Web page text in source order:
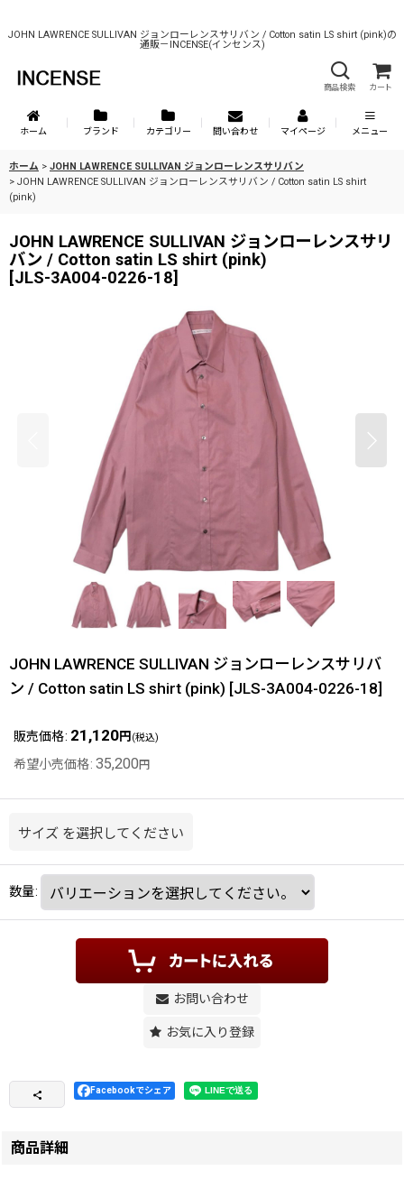
JOHN LAWRENCE SULLIVAN ジョンローレンスサリバン / Cotton satin LS shirt (pink)の
通販－INCENSE(インセンス)
商品検索 カート
ホーム ブランド カテゴリー 問い合わせ マイページ メニュー
ホーム > JOHN LAWRENCE SULLIVAN ジョンローレンスサリバン
> JOHN LAWRENCE SULLIVAN ジョンローレンスサリバン / Cotton satin LS shirt
(pink)
JOHN LAWRENCE SULLIVAN ジョンローレンスサリ
バン / Cotton satin LS shirt (pink)
[JLS-3A004-0226-18]
JOHN LAWRENCE SULLIVAN ジョンローレンスサリバ
ン / Cotton satin LS shirt (pink) [JLS-3A004-0226-18]
販売価格: 21,120円 (税込)
希望小売価格: 35,200 円
サイズ を選択してください
数量:
お問い合わせ
お気に入り登録
Facebookでシェア
商品詳細